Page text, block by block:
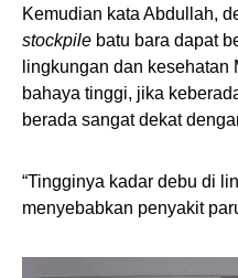
Kemudian kata Abdullah,
stockpile batu bara dapat
lingkungan dan kesehatan
bahaya tinggi, jika
berada sangat dekat
“Tingginya kadar debu di
menyebabkan penyakit